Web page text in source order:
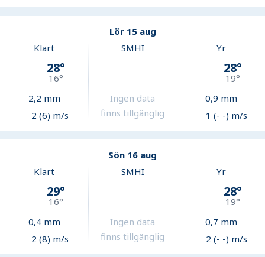
Lör 15 aug
Klart
28°
16°
2,2 mm
2 (6) m/s
SMHI
Ingen data
finns tillgänglig
Yr
28°
19°
0,9 mm
1 (- -) m/s
Sön 16 aug
Klart
29°
16°
0,4mm
2 (8) m/s
SMHI
Ingen data
finns tillgänglig
Yr
28°
19°
0,7 mm
2 (- -) m/s